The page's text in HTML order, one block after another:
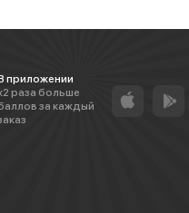
приложении
раза больше
за каждый